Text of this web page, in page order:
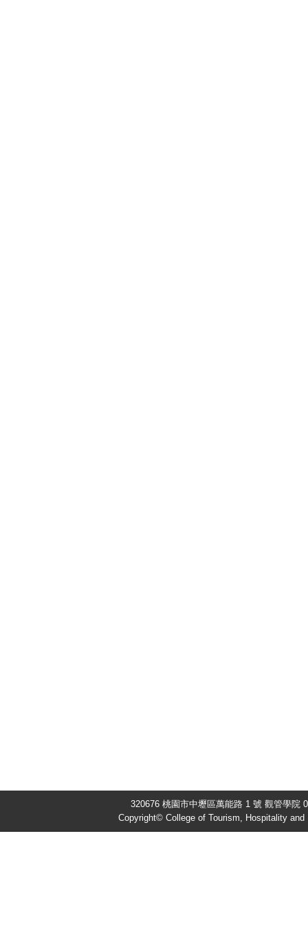
320676 桃園市中壢區萬能路 1 號 觀管學院
Copyright© College of Tourism, Hospitality